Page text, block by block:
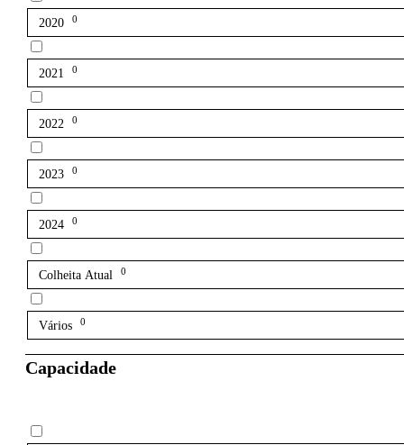
2020 0
2021 0
2022 0
2023 0
2024 0
Colheita Atual 0
Vários 0
Capacidade